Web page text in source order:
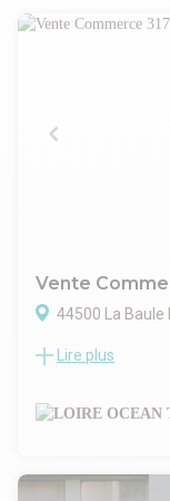
Vente
44500 La Baule
OPPORTUNITE -
Emplacement n°1:
Baule, murs
Surfaces : Rez-
Lire plus